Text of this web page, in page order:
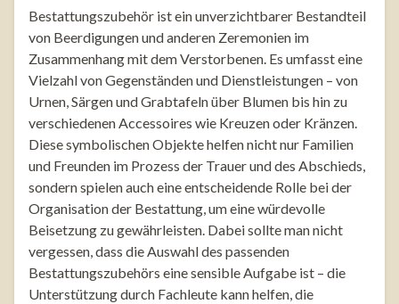
Bestattungszubehör ist ein unverzichtbarer Bestandteil
von Beerdigungen und anderen Zeremonien im
Zusammenhang mit dem Verstorbenen. Es umfasst eine
Vielzahl von Gegenständen und Dienstleistungen – von
Urnen, Särgen und Grabtafeln über Blumen bis hin zu
verschiedenen Accessoires wie Kreuzen oder Kränzen.
Diese symbolischen Objekte helfen nicht nur Familien
und Freunden im Prozess der Trauer und des Abschieds,
sondern spielen auch eine entscheidende Rolle bei der
Organisation der Bestattung, um eine würdevolle
Beisetzung zu gewährleisten. Dabei sollte man nicht
vergessen, dass die Auswahl des passenden
Bestattungszubehörs eine sensible Aufgabe ist – die
Unterstützung durch Fachleute kann helfen, die